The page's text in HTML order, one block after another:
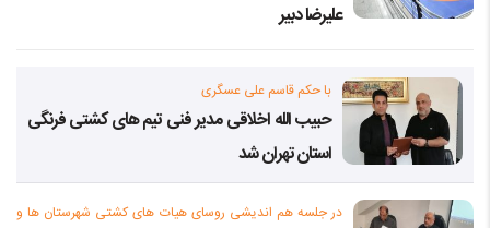
علیرضا دبیر
با حکم قاسم علی عسگری
حبیب الله اخلاقی مدیر فنی تیم های کشتی فرنگی
استان تهران شد
در جلسه هم اندیشی روسای هیات های کشتی شهرستان ها و